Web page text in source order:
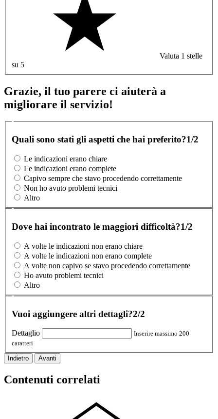
Valuta 1 stelle
su 5
Grazie, il tuo parere ci aiuterà a
migliorare il servizio!
Quali sono stati gli aspetti che hai preferito?1/2
Le indicazioni erano chiare
Le indicazioni erano complete
Capivo sempre che stavo procedendo correttamente
Non ho avuto problemi tecnici
Altro
Dove hai incontrato le maggiori difficoltà?1/2
A volte le indicazioni non erano chiare
A volte le indicazioni non erano complete
A volte non capivo se stavo procedendo correttamente
Ho avuto problemi tecnici
Altro
Vuoi aggiungere altri dettagli?2/2
Dettaglio
Inserire massimo 200
caratteri
Indietro Avanti
Contenuti correlati